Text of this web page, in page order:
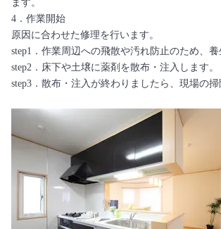
ます。
4．作業開始
原因に合わせた修理を行います。
step1．作業周辺への飛散や汚れ防止のため、養
step2．床下や土壌に薬剤を散布・注入します。
step3．散布・注入が終わりましたら、現場の掃